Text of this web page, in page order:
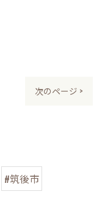
次のページ >
#筑後市